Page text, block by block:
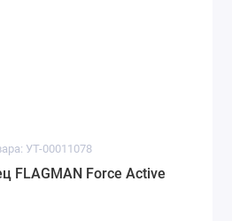
УТ-00011078
FLAGMAN Force Active